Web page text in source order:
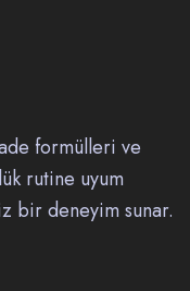
formülleri ve
rutine uyum
bir deneyim sunar.